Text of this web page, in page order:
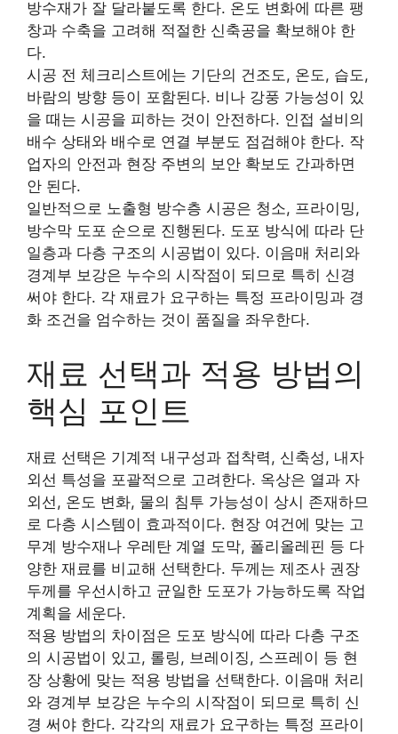
방수재가 잘 달라붙도록 한다. 온도 변화에 따른 팽
창과 수축을 고려해 적절한 신축공을 확보해야 한
다.
시공 전 체크리스트에는 기단의 건조도, 온도, 습도,
바람의 방향 등이 포함된다. 비나 강풍 가능성이 있
을 때는 시공을 피하는 것이 안전하다. 인접 설비의
배수 상태와 배수로 연결 부분도 점검해야 한다. 작
업자의 안전과 현장 주변의 보안 확보도 간과하면
안 된다.
일반적으로 노출형 방수층 시공은 청소, 프라이밍,
방수막 도포 순으로 진행된다. 도포 방식에 따라 단
일층과 다층 구조의 시공법이 있다. 이음매 처리와
경계부 보강은 누수의 시작점이 되므로 특히 신경
써야 한다. 각 재료가 요구하는 특정 프라이밍과 경
화 조건을 엄수하는 것이 품질을 좌우한다.
재료 선택과 적용 방법의
핵심 포인트
재료 선택은 기계적 내구성과 접착력, 신축성, 내자
외선 특성을 포괄적으로 고려한다. 옥상은 열과 자
외선, 온도 변화, 물의 침투 가능성이 상시 존재하므
로 다층 시스템이 효과적이다. 현장 여건에 맞는 고
무계 방수재나 우레탄 계열 도막, 폴리올레핀 등 다
양한 재료를 비교해 선택한다. 두께는 제조사 권장
두께를 우선시하고 균일한 도포가 가능하도록 작업
계획을 세운다.
적용 방법의 차이점은 도포 방식에 따라 다층 구조
의 시공법이 있고, 롤링, 브레이징, 스프레이 등 현
장 상황에 맞는 적용 방법을 선택한다. 이음매 처리
와 경계부 보강은 누수의 시작점이 되므로 특히 신
경 써야 한다. 각각의 재료가 요구하는 특정 프라이